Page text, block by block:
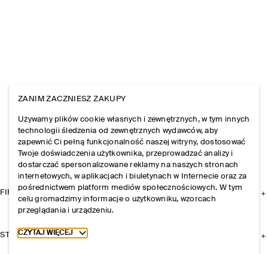
FIRMA
STREFA KLIENTA
ZANIM ZACZNIESZ ZAKUPY
Używamy plików cookie własnych i zewnętrznych, w tym innych
technologii śledzenia od zewnętrznych wydawców, aby
zapewnić Ci pełną funkcjonalność naszej witryny, dostosować
Twoje doświadczenia użytkownika, przeprowadzać analizy i
dostarczać spersonalizowane reklamy na naszych stronach
internetowych, w aplikacjach i biuletynach w Internecie oraz za
pośrednictwem platform mediów społecznościowych. W tym
celu gromadzimy informacje o użytkowniku, wzorcach
przeglądania i urządzeniu.
Toggle more cookie information
CZYTAJ WIĘCEJ